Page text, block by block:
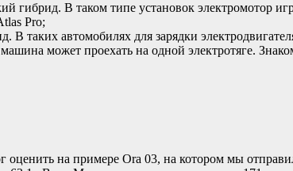
В таком типе установок электромотор
Pro;
автомобилях для зарядки
может проехать на одной электротяге.
на примере Ora 03, на котором мы